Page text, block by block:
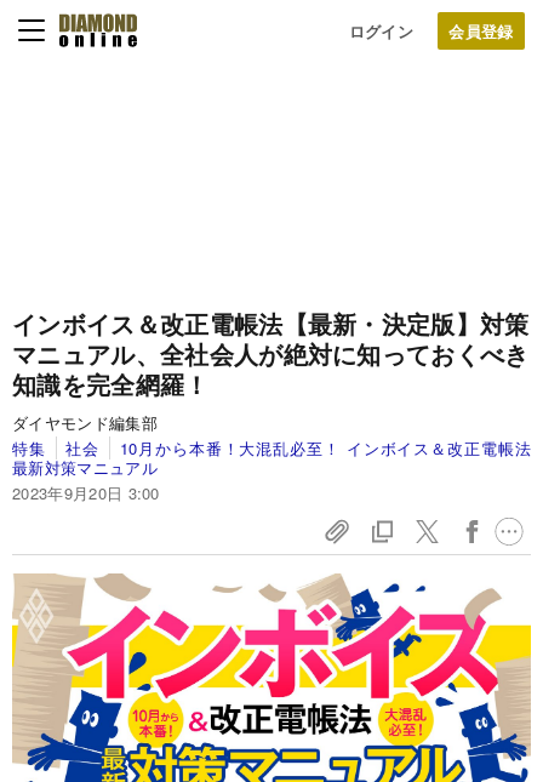
ログイン
インボイス＆改正電帳法【最新・決定版】対策
マニュアル、全社会人が絶対に知っておくべき
知識を完全網羅！
ダイヤモンド編集部
特集
社会
10月から本番！大混乱必至！ インボイス＆改正電帳法
最新対策マニュアル
2023年9月20日 3:00